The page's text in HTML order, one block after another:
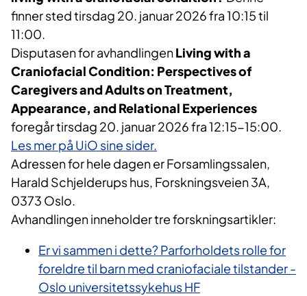
finner sted tirsdag 20. januar 2026 fra 10:15 til
11:00.
Disputasen for avhandlingenLiving with a
Craniofacial Condition: Perspectives of
Caregivers and Adults on Treatment,
Appearance, and Relational Experiences
foregår tirsdag 20. januar 2026 fra 12:15-15:00.
Les mer på UiO sine sider.
Adressen for hele dagen erForsamlingssalen,
Harald Schjelderups hus, Forskningsveien 3A,
0373 Oslo.
Avhandlingen inneholder tre forskningsartikler:
Er vi sammen i dette? Parforholdets rolle for
foreldre til barn med craniofaciale tilstander -
Oslo universitetssykehus HF